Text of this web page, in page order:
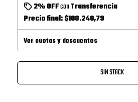
2% OFFconTransferencia
Precio final:$108.240,79
Ver cuotas y descuentos
SIN STOCK